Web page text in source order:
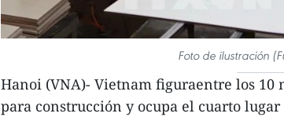
Foto de ilustración
Hanoi (VNA)- Vietnam figuraentre los 10
para construcción y ocupa el cuarto